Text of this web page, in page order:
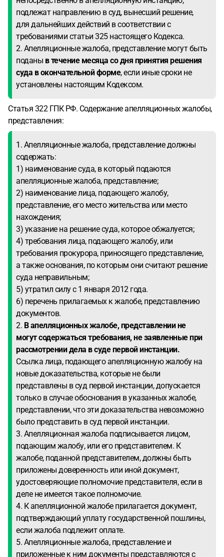
подлежат направлению в суд, вынесший решение,
для дальнейших действий в соответствии с
требованиями статьи 325 настоящего Кодекса.
2. Апелляционные жалоба, представление могут быть
поданы в течение месяца со дня принятия решения
суда в окончательной форме, если иные сроки не
установлены настоящим Кодексом.
Статья 322 ГПК РФ. Содержание апелляционных жалобы,
представления:
1. Апелляционные жалоба, представление должны
содержать:
1) наименование суда, в который подаются
апелляционные жалоба, представление;
2) наименование лица, подающего жалобу,
представление, его место жительства или место
нахождения;
3) указание на решение суда, которое обжалуется;
4) требования лица, подающего жалобу, или
требования прокурора, приносящего представление,
а также основания, по которым они считают решение
суда неправильным;
5) утратил силу с 1 января 2012 года.
6) перечень прилагаемых к жалобе, представлению
документов.
2. В апелляционных жалобе, представлении не
могут содержаться требования, не заявленные при
рассмотрении дела в суде первой инстанции.
Ссылка лица, подающего апелляционную жалобу на
новые доказательства, которые не были
представлены в суд первой инстанции, допускается
только в случае обоснования в указанных жалобе,
представлении, что эти доказательства невозможно
было представить в суд первой инстанции.
3. Апелляционная жалоба подписывается лицом,
подающим жалобу, или его представителем. К
жалобе, поданной представителем, должны быть
приложены доверенность или иной документ,
удостоверяющие полномочие представителя, если в
деле не имеется такое полномочие.
4. К апелляционной жалобе прилагается документ,
подтверждающий уплату государственной пошлины,
если жалоба подлежит оплате.
5. Апелляционные жалоба, представление и
приложенные к ним документы представляются с